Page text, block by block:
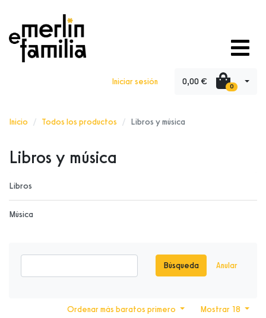
Iniciar sesión 0,00 € 0
Inicio Todos los productos Libros y música
Libros y música
Libros
Música
Búsqueda Anular
Mostrar 18
Ordenar más baratos primero